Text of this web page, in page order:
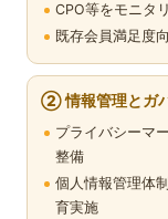
CPO等をモニタ
既存会員満足度
② 情報管理とガ
プライバシーマ
整備
個人情報管理体
育実施